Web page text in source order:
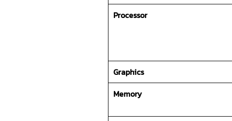
Processor
Graphics
Memory